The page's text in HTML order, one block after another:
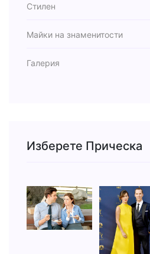
Стилен
Майки на знаменитости
Галерия
Изберете Прическа